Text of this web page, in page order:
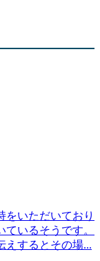
いただいており
いるそうです。
えするとその場...